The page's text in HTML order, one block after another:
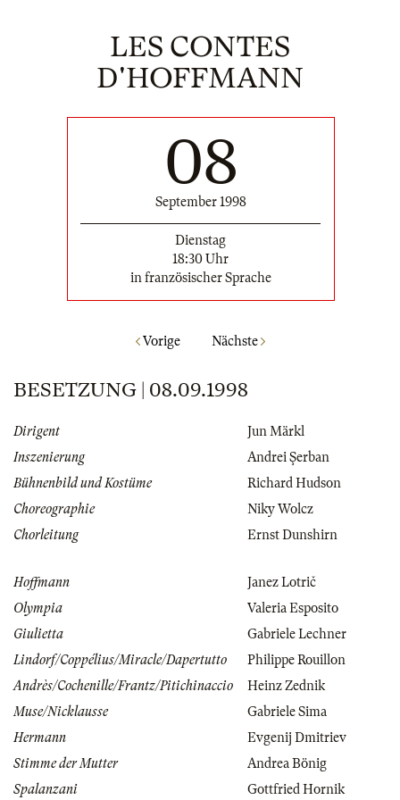
LES CONTES
D'HOFFMANN
08
September 1998
Dienstag
18:30 Uhr
in französischer Sprache
Vorige Nächste
BESETZUNG | 08.09.1998
Dirigent
Jun Märkl
Inszenierung
Andrei Şerban
Bühnenbild und Kostüme
Richard Hudson
Choreographie
Niky Wolcz
Chorleitung
Ernst Dunshirn
Hoffmann
Janez Lotrič
Olympia
Valeria Esposito
Giulietta
Gabriele Lechner
Lindorf/Coppélius/Miracle/Dapertutto
Philippe Rouillon
Andrès/Cochenille/Frantz/Pitichinaccio
Heinz Zednik
Muse/Nicklausse
Gabriele Sima
Hermann
Evgenij Dmitriev
Stimme der Mutter
Andrea Bönig
Spalanzani
Gottfried Hornik